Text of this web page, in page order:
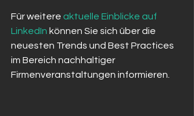
Für weitere aktuelle Einblicke auf
LinkedIn können Sie sich über die
neuesten Trends und Best Practices
im Bereich nachhaltiger
Firmenveranstaltungen informieren.